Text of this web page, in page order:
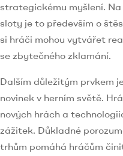
strategickému myšlení.
sloty je to především o
si hráči mohou vytvářet
se zbytečného zklamání.
Dalším důležitým prvkem
novinek v herním světě.
nových hrách a
zážitek. Důkladné
trhům pomáhá hráčům